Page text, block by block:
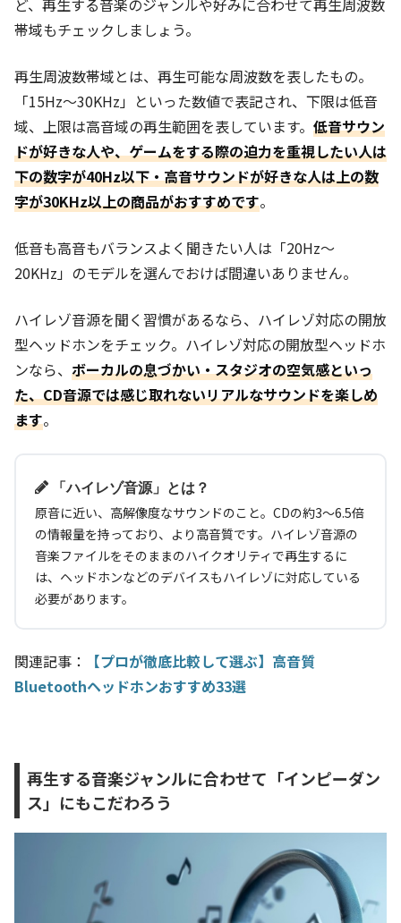
ど、再生する音楽のジャンルや好みに合わせて再生周波数
帯域もチェックしましょう。
再生周波数帯域とは、再生可能な周波数を表したもの。
「15Hz～30KHz」といった数値で表記され、下限は低音
域、上限は高音域の再生範囲を表しています。 低音サウン
ドが好きな人や、ゲームをする際の迫力を重視したい人は
下の数字が40Hz以下・高音サウンドが好きな人は上の数
字が30KHz以上の商品がおすすめです。
低音も高音もバランスよく聞きたい人は「20Hz～
20KHz」のモデルを選んでおけば間違いありません。
ハイレゾ音源を聞く習慣があるなら、ハイレゾ対応の開放
型ヘッドホンをチェック。ハイレゾ対応の開放型ヘッドホ
ンなら、 ボーカルの息づかい・スタジオの空気感といっ
た、CD音源では感じ取れないリアルなサウンドを楽しめ
ます。
「ハイレゾ音源」とは？
原音に近い、高解像度なサウンドのこと。CDの約3〜6.5倍
の情報量を持っており、より高音質です。ハイレゾ音源の
音楽ファイルをそのままのハイクオリティで再生するに
は、ヘッドホンなどのデバイスもハイレゾに対応している
必要があります。
関連記事：
【プロが徹底比較して選ぶ】高音質
Bluetoothヘッドホンおすすめ33選
再生する音楽ジャンルに合わせて「インピーダン
ス」にもこだわろう